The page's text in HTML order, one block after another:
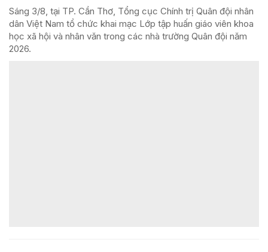
Sáng 3/8, tại TP. Cần Thơ, Tổng cục Chính trị Quân đội nhân
dân Việt Nam tổ chức khai mạc Lớp tập huấn giáo viên khoa
học xã hội và nhân văn trong các nhà trường Quân đội năm
2026.